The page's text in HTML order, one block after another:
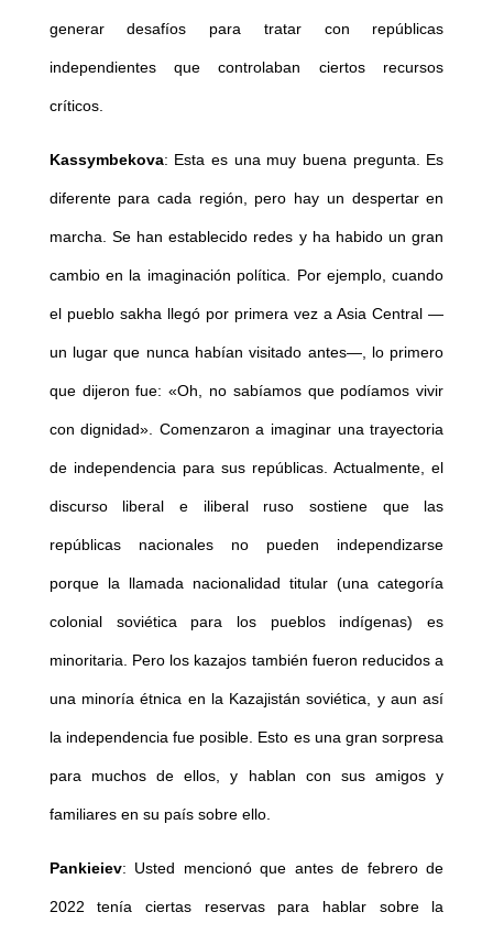
generar desafíos para tratar con repúblicas
independientes que controlaban ciertos recursos
críticos.
Kassymbekova: Esta es una muy buena pregunta. Es
diferente para cada región, pero hay un despertar en
marcha. Se han establecido redes y ha habido un gran
cambio en la imaginación política. Por ejemplo, cuando
el pueblo sakha llegó por primera vez a Asia Central —
un lugar que nunca habían visitado antes—, lo primero
que dijeron fue: «Oh, no sabíamos que podíamos vivir
con dignidad». Comenzaron a imaginar una trayectoria
de independencia para sus repúblicas. Actualmente, el
discurso liberal e iliberal ruso sostiene que las
repúblicas nacionales no pueden independizarse
porque la llamada nacionalidad titular (una categoría
colonial soviética para los pueblos indígenas) es
minoritaria. Pero los kazajos también fueron reducidos a
una minoría étnica en la Kazajistán soviética, y aun así
la independencia fue posible. Esto es una gran sorpresa
para muchos de ellos, y hablan con sus amigos y
familiares en su país sobre ello.
Pankieiev: Usted mencionó que antes de febrero de
2022 tenía ciertas reservas para hablar sobre la